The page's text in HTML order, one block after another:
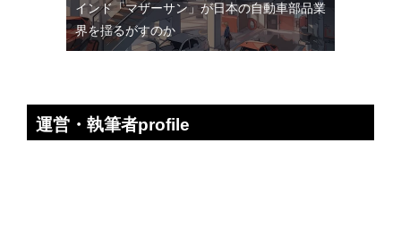
インド「マザーサン」が日本の自動車部品業
界を揺るがすのか
運営・執筆者profile